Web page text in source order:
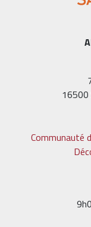
16500
Communauté